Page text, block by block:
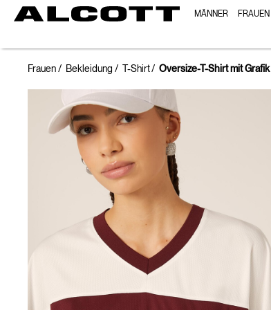
MÄNNER FRAUEN
Frauen Bekleidung T-Shirt Oversize-T-Shirt mit Grafik